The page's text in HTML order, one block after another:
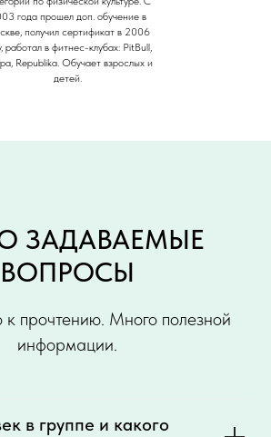
года прошел доп. обучение в
получил сертификат в 2006
работал в фитнес-клубах: PitBull,
Republika. Обучает взрослых и
детей.
ЗАДАВАЕМЫЕ
ВОПРОСЫ
к прочтению. Много полезной
информации.
в группе и какого